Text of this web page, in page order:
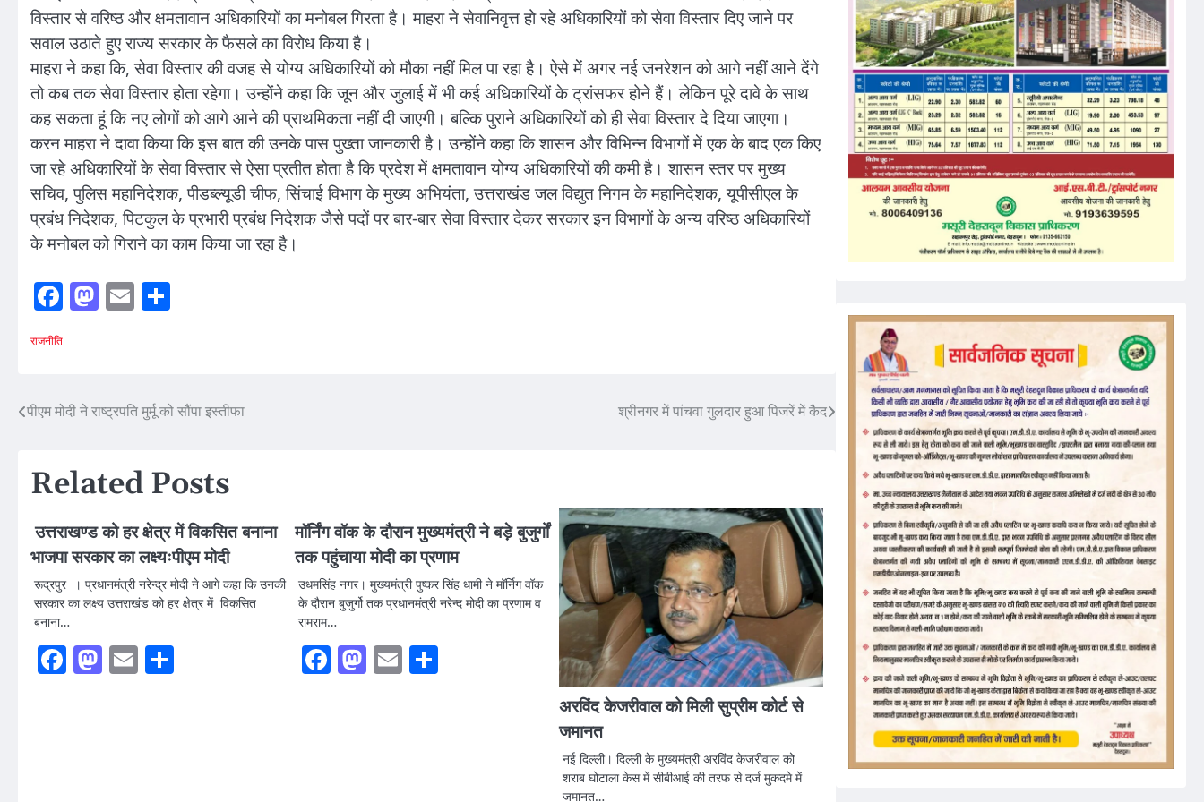
विस्तार से वरिष्ठ और क्षमतावान अधिकारियों का मनोबल गिरता है। माहरा ने सेवानिवृत्त हो रहे अधिकारियों को सेवा विस्तार दिए जाने पर
सवाल उठाते हुए राज्य सरकार के फैसले का विरोध किया है।
माहरा ने कहा कि, सेवा विस्तार की वजह से योग्य अधिकारियों को मौका नहीं मिल पा रहा है। ऐसे में अगर नई जनरेशन को आगे नहीं आने देंगे
तो कब तक सेवा विस्तार होता रहेगा। उन्होंने कहा कि जून और जुलाई में भी कई अधिकारियों के ट्रांसफर होने हैं। लेकिन पूरे दावे के साथ
कह सकता हूं कि नए लोगों को आगे आने की प्राथमिकता नहीं दी जाएगी। बल्कि पुराने अधिकारियों को ही सेवा विस्तार दे दिया जाएगा।
करन माहरा ने दावा किया कि इस बात की उनके पास पुख्ता जानकारी है। उन्होंने कहा कि शासन और विभिन्न विभागों में एक के बाद एक किए
जा रहे अधिकारियों के सेवा विस्तार से ऐसा प्रतीत होता है कि प्रदेश में क्षमतावान योग्य अधिकारियों की कमी है। शासन स्तर पर मुख्य
सचिव, पुलिस महानिदेशक, पीडब्ल्यूडी चीफ, सिंचाई विभाग के मुख्य अभियंता, उत्तराखंड जल विद्युत निगम के महानिदेशक, यूपीसीएल के
प्रबंध निदेशक, पिटकुल के प्रभारी प्रबंध निदेशक जैसे पदों पर बार-बार सेवा विस्तार देकर सरकार इन विभागों के अन्य वरिष्ठ अधिकारियों
के मनोबल को गिराने का काम किया जा रहा है।
Facebook
Mastodon
Email
राजनीति
Post
पीएम मोदी ने राष्ट्रपति मुर्मू को सौंपा इस्तीफा श्रीनगर में पांचवा गुलदार हुआ पिजरें में कैद
Related Posts
उत्तराखण्ड को हर क्षेत्र में विकसित बनाना
भाजपा सरकार का लक्ष्यःपीएम मोदी
रूद्रपुर । प्रधानमंत्री नरेन्द्र मोदी ने आगे कहा कि उनकी
सरकार का लक्ष्य उत्तराखंड को हर क्षेत्र में विकसित
बनाना…
Facebook
Mastodon
Email
मॉर्निंग वॉक के दौरान मुख्यमंत्री ने बड़े बुजुर्गों
तक पहुंचाया मोदी का प्रणाम
उधमसिंह नगर। मुख्यमंत्री पुष्कर सिंह धामी ने मॉर्निग वॉक
के दौरान बुजुर्गो तक प्रधानमंत्री नरेन्द मोदी का प्रणाम व
रामराम…
Facebook
Mastodon
Email
अरविंद केजरीवाल को मिली सुप्रीम कोर्ट से
जमानत
नई दिल्ली। दिल्ली के मुख्यमंत्री अरविंद केजरीवाल को
शराब घोटाला केस में सीबीआई की तरफ से दर्ज मुकदमे में
जमानत…